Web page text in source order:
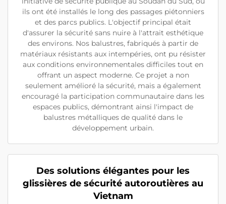
ils ont été installés le long des passages piétonniers
et des parcs publics. L'objectif principal était
d'assurer la sécurité sans nuire à l'attrait esthétique
des environs. Nos balustres, fabriqués à partir de
matériaux résistants aux intempéries, ont pu résister
aux conditions environnementales difficiles tout en
offrant un aspect moderne. Ce projet a non
seulement amélioré la sécurité, mais a également
encouragé la participation communautaire dans les
espaces publics, démontrant ainsi l'impact de
balustres métalliques de qualité dans le
développement urbain.
Des solutions élégantes pour les
glissières de sécurité autoroutières au
Vietnam